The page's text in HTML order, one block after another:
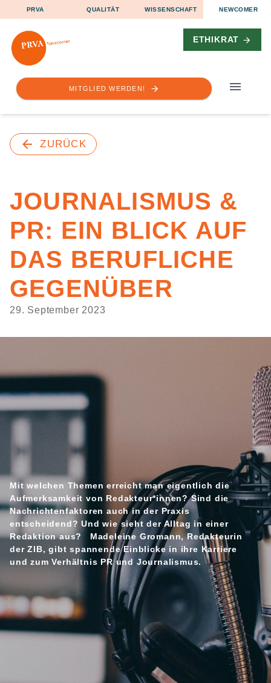
PRVA QUALITÄT WISSENSCHAFT NEWCOMER
ETHIKRAT
MITGLIED WERDEN!
ZURÜCK
JOURNALISMUS &
PR: EIN BLICK AUF
DAS BERUFLICHE
GEGENÜBER
29. September 2023
Mit welchen Themen erreicht man eigentlich die
Aufmerksamkeit von Redakteur*innen? Sind die
Nachrichtenfaktoren auch in der Praxis
entscheidend? Und wie sieht der Alltag in einer
Redaktion aus? Madeleine Gromann, Redakteurin
der ZIB, gibt spannende Einblicke in ihre Karriere
und zum Verhältnis PR und Journalismus.